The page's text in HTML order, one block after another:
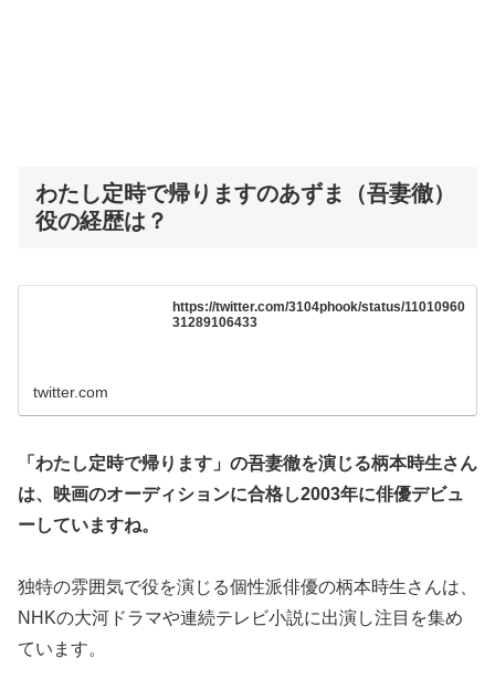
わたし定時で帰りますのあずま（吾妻徹）
役の経歴は？
https://twitter.com/3104phook/status/11010960
31289106433
twitter.com
「わたし定時で帰ります」の吾妻徹を演じる柄本時生さん
は、映画のオーディションに合格し2003年に俳優デビュ
ーしていますね。
独特の雰囲気で役を演じる個性派俳優の柄本時生さんは、
NHKの大河ドラマや連続テレビ小説に出演し注目を集め
ています。